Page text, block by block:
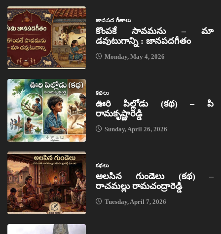
జానపద గీతాలు
కొంపకే సావమను – మా
డవుటుగాన్ని : జానపదగీతం
Monday, May 4, 2026
కథలు
ఊరి పిల్లోడు (కథ) – పి
రామకృష్ణారెడ్డి
Sunday, April 26, 2026
కథలు
అలసిన గుండెలు (కథ) –
రాచమల్లు రామచంద్రారెడ్డి
Tuesday, April 7, 2026